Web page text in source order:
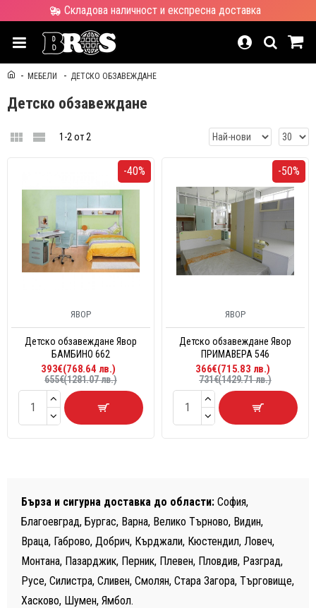
Складова наличност и експресна доставка
МЕБЕЛИ ДЕТСКО ОБЗАВЕЖДАНЕ
Детско обзавеждане
Бърза и сигурна доставка до области: София,
Благоевград, Бургас, Варна, Велико Търново, Видин,
Враца, Габрово, Добрич, Кърджали, Кюстендил, Ловеч,
Монтана, Пазарджик, Перник, Плевен, Пловдив, Разград,
Русе, Силистра, Сливен, Смолян, Стара Загора, Търговище,
Хасково, Шумен, Ямбол.
1-2 от 2
-40%
ЯВОР
Детско обзавеждане Явор
БАМБИНО 662
393€(768.64 лв.)
655€(1281.07 лв.)
-50%
ЯВОР
Детско обзавеждане Явор
ПРИМАВЕРА 546
366€(715.83 лв.)
731€(1429.71 лв.)